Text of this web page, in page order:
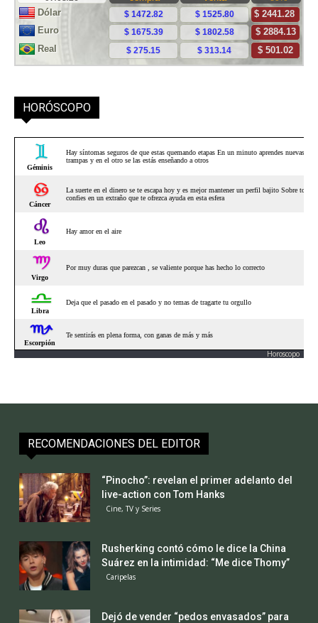
HORÓSCOPO
Horoscopo
RECOMENDACIONES DEL EDITOR
“Pinocho”: revelan el primer adelanto del
live-action con Tom Hanks
Cine, TV y Series
Rusherking contó cómo le dice la China
Suárez en la intimidad: “Me dice Thomy”
Caripelas
Dejó de vender “pedos envasados” para